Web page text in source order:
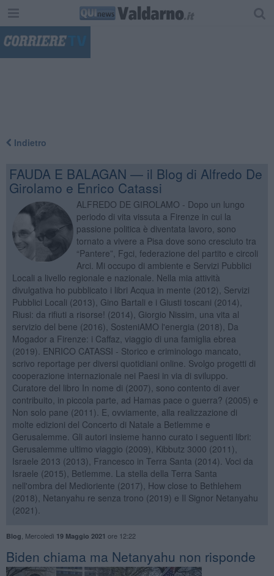
Indietro
FAUDA E BALAGAN — il Blog di Alfredo De
Girolamo e Enrico Catassi
ALFREDO DE GIROLAMO - Dopo un lungo
periodo di vita vissuta a Firenze in cui la
passione politica è diventata lavoro, sono
tornato a vivere a Pisa dove sono cresciuto tra
“Pantere”, Fgci, federazione del partito e circoli
Arci. Mi occupo di ambiente e Servizi Pubblici
Locali a livello regionale e nazionale. Nella mia attività
divulgativa ho pubblicato i libri Acqua in mente (2012), Servizi
Pubblici Locali (2013), Gino Bartali e i Giusti toscani (2014),
Riusi: da rifiuti a risorse! (2014), Giorgio Nissim, una vita al
servizio del bene (2016), SosteniAMO l'energia (2018), Da
Mogador a Firenze: i Caffaz, viaggio di una famiglia ebrea
(2019). ENRICO CATASSI - Storico e criminologo mancato,
scrivo reportage per diversi quotidiani online. Svolgo progetti di
cooperazione internazionale nei Paesi in via di sviluppo.
Curatore del libro In nome di (2007), sono contento di aver
contribuito, in piccola parte, ad Hamas pace o guerra? (2005) e
Non solo pane (2011). E, ovviamente, alla realizzazione di
molte edizioni del Concerto di Natale a Betlemme e
Gerusalemme. Gli autori insieme hanno curato i seguenti libri:
Gerusalemme ultimo viaggio (2009), Kibbutz 3000 (2011),
Israele 2013 (2013), Francesco in Terra Santa (2014). Voci da
Israele (2015), Betlemme. La stella della Terra Santa
nell'ombra del Medioriente (2017), How close to Bethlehem
(2018), Netanyahu re senza trono (2019) e Il Signor Netanyahu
(2021).
Blog Mercoledì 19 Maggio 2021 ore 12:22
Biden chiama ma Netanyahu non risponde